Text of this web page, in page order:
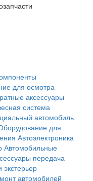
для осмотра
аксессуары
система
автомобиль
для
Автоэлектроника
Автомобильные
передача
автомобилей